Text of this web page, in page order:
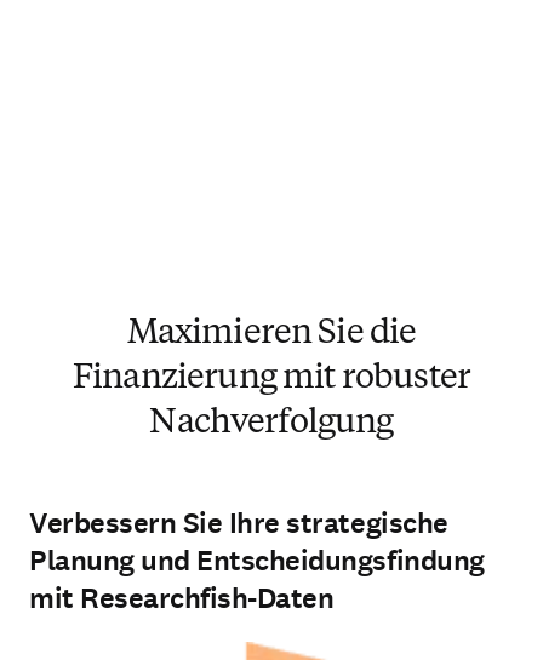
Maximieren Sie die
Finanzierung mit robuster
Nachverfolgung
Verbessern Sie Ihre strategische
Planung und Entscheidungsfindung
mit Researchfish-Daten